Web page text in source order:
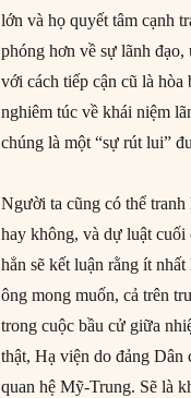
lớn và họ quyết tâm cạnh
phóng hơn về sự lãnh
với cách tiếp cận cũ là
nghiêm túc về khái niệm
chúng là một “sự rút lui”
Người ta cũng có thể
hay không, và dự luật
hẳn sẽ kết luận rằng ít
ông mong muốn, cả trên
trong cuộc bầu cử giữa
thật, Hạ viện do đảng Dân
quan hệ Mỹ-Trung. Sẽ là